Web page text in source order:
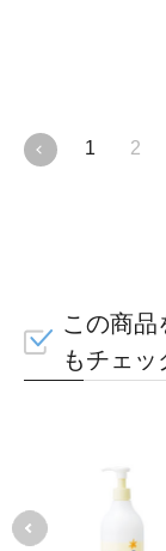
1 2
この商
もチェ